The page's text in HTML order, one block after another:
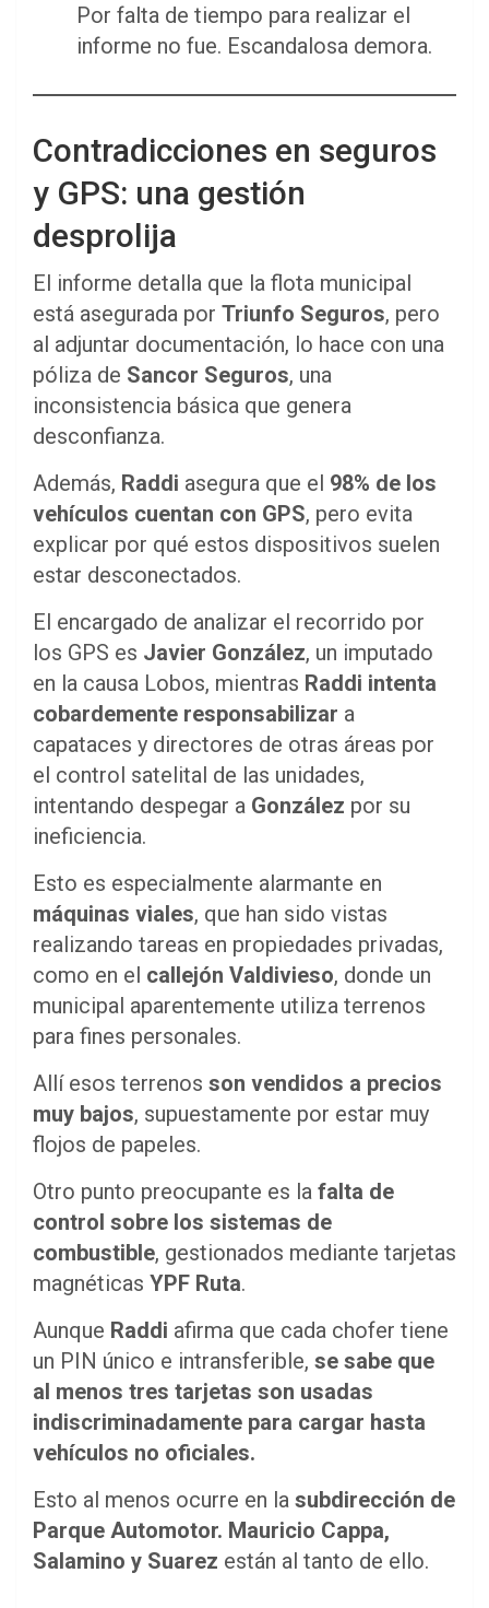
Por falta de tiempo para realizar el
informe no fue. Escandalosa demora.
Contradicciones en seguros
y GPS: una gestión
desprolija
El informe detalla que la flota municipal
está asegurada por Triunfo Seguros, pero
al adjuntar documentación, lo hace con una
póliza de Sancor Seguros, una
inconsistencia básica que genera
desconfianza.
Además, Raddi asegura que el 98% de los
vehículos cuentan con GPS, pero evita
explicar por qué estos dispositivos suelen
estar desconectados.
El encargado de analizar el recorrido por
los GPS es Javier González, un imputado
en la causa Lobos, mientras Raddi intenta
cobardemente responsabilizar a
capataces y directores de otras áreas por
el control satelital de las unidades,
intentando despegar a González por su
ineficiencia.
Esto es especialmente alarmante en
máquinas viales, que han sido vistas
realizando tareas en propiedades privadas,
como en el callejón Valdivieso, donde un
municipal aparentemente utiliza terrenos
para fines personales.
Allí esos terrenos son vendidos a precios
muy bajos, supuestamente por estar muy
flojos de papeles.
Otro punto preocupante es la falta de
control sobre los sistemas de
combustible, gestionados mediante tarjetas
magnéticas YPF Ruta.
Aunque Raddi afirma que cada chofer tiene
un PIN único e intransferible, se sabe que
al menos tres tarjetas son usadas
indiscriminadamente para cargar hasta
vehículos no oficiales.
Esto al menos ocurre en la subdirección de
Parque Automotor. Mauricio Cappa,
Salamino y Suarez están al tanto de ello.